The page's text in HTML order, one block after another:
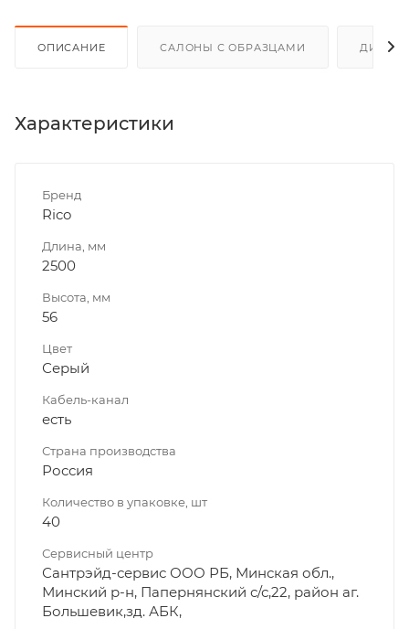
ОПИСАНИЕ САЛОНЫ С ОБРАЗЦАМИ
Характеристики
Бренд
Rico
Длина, мм
2500
Высота, мм
56
Цвет
Серый
Кабель-канал
есть
Страна производства
Россия
Количество в упаковке, шт
40
Сервисный центр
Сантрэйд-сервис ООО РБ, Минская обл.,
Минский р-н, Папернянский с/с,22, район аг.
Большевик,зд. АБК,